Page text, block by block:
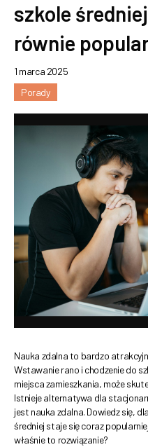
szkole
równie
1 marca 2025
Porady
Nauka zdalna to bardzo
Wstawanie rano i chodzenie do
miejsca zamieszkania, może
Istnieje alternatywa dla
jest nauka zdalna. Dowiedz się,
średniej staje się coraz
właśnie to rozwiązanie?